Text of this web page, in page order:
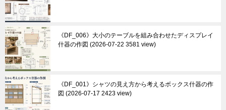
《DF_006》大小のテーブルを組み合わせたディスプレイ
什器の作図 2026-07-22 3581 view
《DF_001》シャツの見え方から考えるボックス什器の作
図 2026-07-17 2423 view